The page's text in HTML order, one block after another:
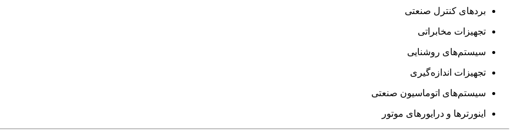
بردهای کنترل صنعتی
تجهیزات مخابراتی
سیستم‌های روشنایی
تجهیزات اندازه‌گیری
سیستم‌های اتوماسیون صنعتی
اینورترها و درایورهای موتور